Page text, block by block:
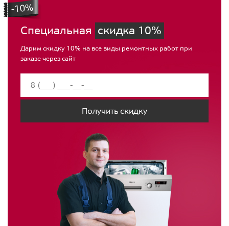
Специальная скидка 10%
Дарим скидку 10% на все виды ремонтных работ при
заказе через сайт
Получить скидку